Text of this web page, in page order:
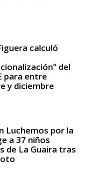
calculó
del
para entre
y diciembre
Luchemos por la
a 37 niños
de La Guaira tras